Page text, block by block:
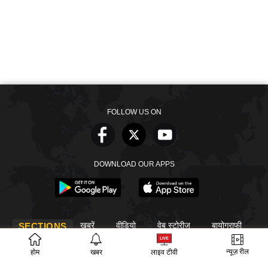
होम खबर लाइव टीवी न्यूज़ रील
FOLLOW US ON
DOWNLOAD OUR APPS
SECTIONS खबरें वीडियो वेब स्टोरीज बायोग्राफी
ईपेपर गूगल समाचार